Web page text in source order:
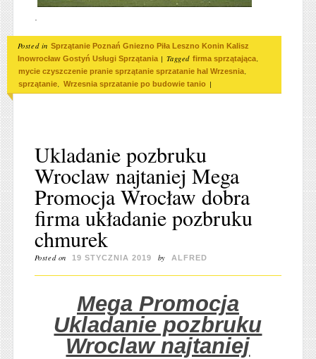
Posted in Sprzątanie Poznań Gniezno Piła Leszno Konin Kalisz
Inowrocław Gostyń Usługi Sprzątania | Tagged firma sprzątająca
mycie czyszczenie pranie sprzątanie sprzatanie hal Wrzesnia
sprzątanie Wrzesnia sprzatanie po budowie tanio |
Ukladanie pozbruku
Wroclaw najtaniej Mega
Promocja Wrocław dobra
firma układanie pozbruku
chmurek
Posted on 19 STYCZNIA 2019 by ALFRED
Mega Promocja
Ukladanie pozbruku
Wroclaw najtaniej